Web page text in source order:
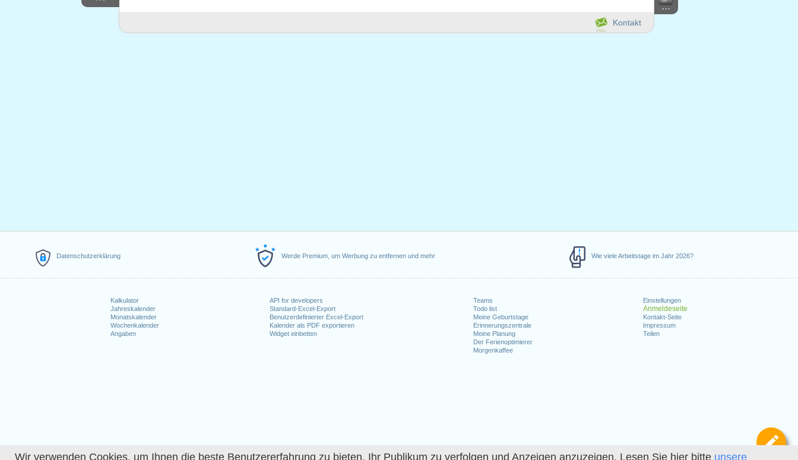
Wir verwenden Cookies, um Ihnen die beste Benutzererfahrung zu bieten, Ihr Publikum zu verfolgen und Anzeigen anzuzeigen. Lesen Sie hier bitte unsere
Datenschutzerklärung Werde Premium, um Werbung zu entfernen und mehr Wie viele Arbeitstage im Jahr 2026?
Kalkulator
Jahreskalender
Monatskalender
Wochenkalender
Angaben
API for developers
Standard-Excel-Export
Benutzerdefinierter Excel-Export
Kalender als PDF exportieren
Widget einbetten
Teams
Todo list
Meine Geburtstage
Erinnerungszentrale
Meine Planung
Der Ferienoptimierer
Morgenkaffee
Einstellungen
Anmeldeseite
Kontakt-Seite
Impressum
Teilen
...
Kontakt